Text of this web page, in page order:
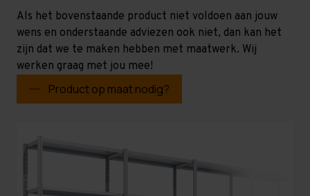
Als het bovenstaande product niet voldoen aan jouw
wens en onderstaande adviezen ook niet, dan kan het
zijn dat we te maken hebben met maatwerk. Wij
werken graag met jou mee!
Product op maat nodig?